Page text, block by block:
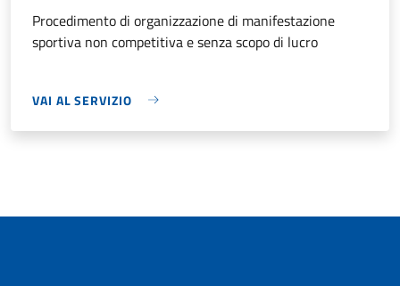
Procedimento di organizzazione di manifestazione
sportiva non competitiva e senza scopo di lucro
VAI AL SERVIZIO